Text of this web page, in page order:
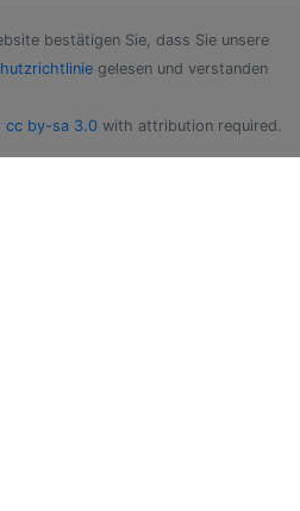
bestätigen Sie, dass Sie unsere
gelesen und verstanden
cc by-sa 3.0 with attribution required.